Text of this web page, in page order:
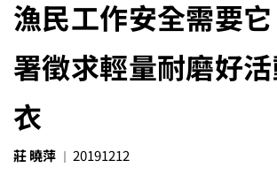
漁民工作安全需要
署徵求輕量耐磨好
衣
莊 曉萍 20191212